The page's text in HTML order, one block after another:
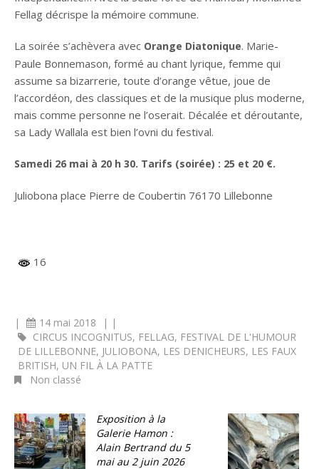
Fellag décrispe la mémoire commune.
La soirée s’achèvera avec Orange Diatonique. Marie-
Paule Bonnemason, formé au chant lyrique, femme qui
assume sa bizarrerie, toute d’orange vêtue, joue de
l’accordéon, des classiques et de la musique plus moderne,
mais comme personne ne l’oserait. Décalée et déroutante,
sa Lady Wallala est bien l’ovni du festival.
Samedi 26 mai à 20 h 30. Tarifs (soirée) : 25 et 20 €.
Juliobona place Pierre de Coubertin 76170 Lillebonne
16
| 14 mai 2018 | |
CIRCUS INCOGNITUS, FELLAG, FESTIVAL DE L'HUMOUR
DE LILLEBONNE, JULIOBONA, LES DENICHEURS, LES FAUX
BRITISH, UN FIL À LA PATTE
Non classé
Exposition à la
Galerie Hamon :
Alain Bertrand du 5
mai au 2 juin 2026